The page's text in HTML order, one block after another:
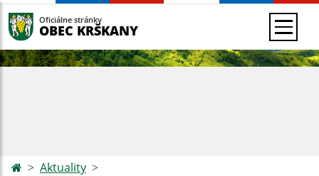
Oficiálne stránky
OBEC KRŠKANY
Aktuality